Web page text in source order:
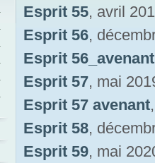
Esprit 55, avril
Esprit 56,
Esprit 56_avenant
Esprit 57, mai
Esprit 57 avenant
Esprit 58,
Esprit 59, mai